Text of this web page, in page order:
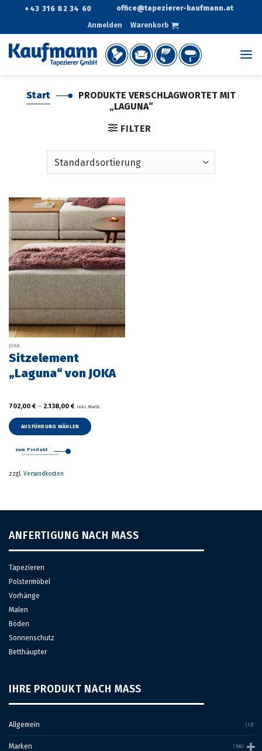
springen
+43 316 82 34 60 office@tapezierer-kaufmann.at
Anmelden Warenkorb
Start
PRODUKTE VERSCHLAGWORTET MIT
„LAGUNA“
FILTER
JOKA
Sitzelement
„Laguna“ von JOKA
702,00 €– 2.138,00 € inkl. MwSt.
AUSFÜHRUNG WÄHLEN
Produkt
mehrere
Varianten
Optionen
der
Produktseite
werden
zum Produkt
zzgl. Versandkosten
ANFERTIGUNG NACH MASS
Tapezieren
Polstermöbel
Vorhänge
Malen
Böden
Sonnenschutz
Betthäupter
IHRE PRODUKT NACH MASS
Allgemein (13)
Marken (186)